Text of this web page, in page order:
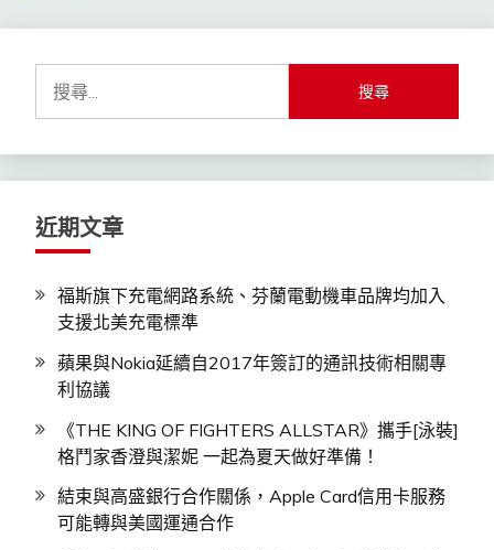
覽
鍵
字:
近期文章
福斯旗下充電網路系統、芬蘭電動機車品牌均加入
支援北美充電標準
蘋果與Nokia延續自2017年簽訂的通訊技術相關專
利協議
《THE KING OF FIGHTERS ALLSTAR》攜手[泳裝]
格鬥家香澄與潔妮 一起為夏天做好準備！
結束與高盛銀行合作關係，Apple Card信用卡服務
可能轉與美國運通合作